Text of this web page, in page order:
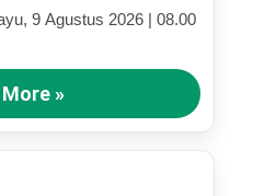
9 Agustus 2026 | 08.00
»